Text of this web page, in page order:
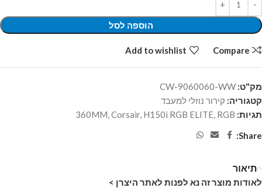
הוספה לסל
Compare
Add to wishlist
מק"ט: CW-9060060-WW
קטגוריה: קירור נוזלי למעבד
תגיות:
360MM,Corsair, H150i RGB ELITE, RGB
Share:
תיאור
לאודות מוצר זה נא לפנות לאתר היצרן >